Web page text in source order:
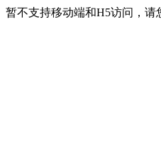
暂不支持移动端和H5访问，请